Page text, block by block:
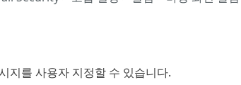
지를 사용자 지정할 수 있습니다.